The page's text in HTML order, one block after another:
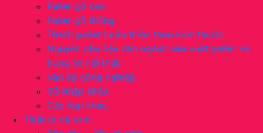
Pallet gỗ keo
Pallet gỗ thông
Thanh pallet hoàn thiện theo kích thước
Nguyên phụ liệu cho ngành sản xuất pallet và
trang trí nội thất
Ván ép công nghiệp
Gỗ nhập khẩu
Các loại khác
Thiết bị vệ sinh